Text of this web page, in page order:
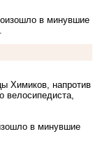
в минувшие
Химиков, напротив
в минувшие